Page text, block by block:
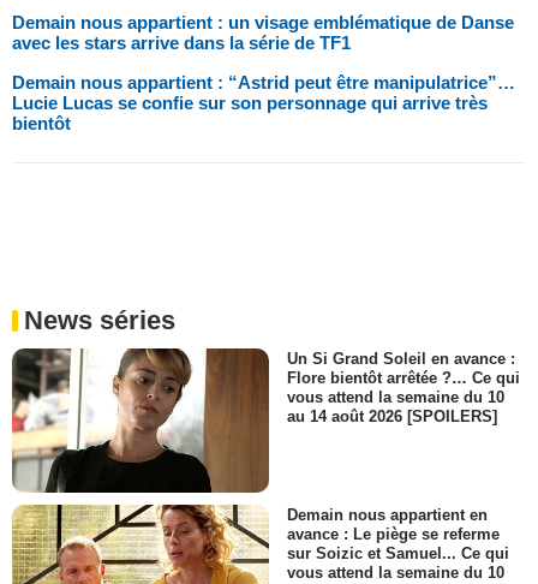
Demain nous appartient : un visage emblématique de Danse
avec les stars arrive dans la série de TF1
Demain nous appartient : “Astrid peut être manipulatrice”…
Lucie Lucas se confie sur son personnage qui arrive très
bientôt
News séries
Un Si Grand Soleil en avance :
Flore bientôt arrêtée ?… Ce qui
vous attend la semaine du 10
au 14 août 2026 [SPOILERS]
Demain nous appartient en
avance : Le piège se referme
sur Soizic et Samuel... Ce qui
vous attend la semaine du 10